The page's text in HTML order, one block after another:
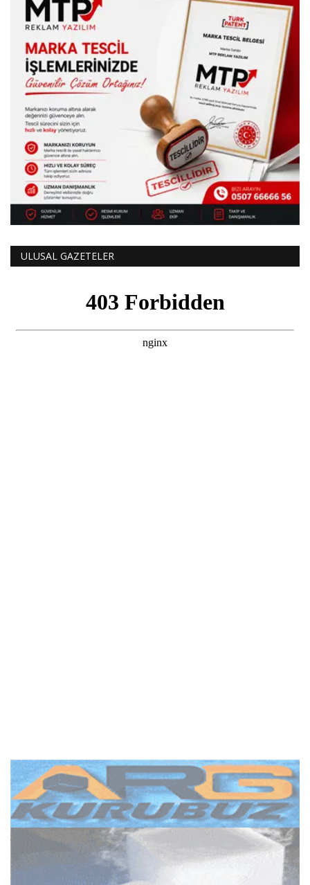
ULUSAL GAZETELER